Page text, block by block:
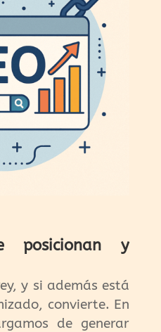
posicionan y
y si además está
convierte. En
de generar